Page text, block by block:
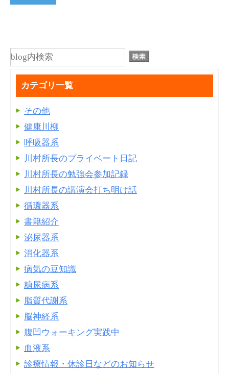
カテゴリ一覧
その他
健康川柳
呼吸器系
川村所長のプライベート日記
川村所長の勉強会参加記録
川村所長の講演会打ち明け話
循環器系
書籍紹介
泌尿器系
消化器系
病気の豆知識
糖尿病系
脂質代謝系
脳神経系
腹凹ウォーキング実践中
血液系
診療情報・休診日などのお知らせ